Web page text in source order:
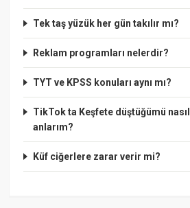
Tek taş yüzük her gün takılır mı?
Reklam programları nelerdir?
TYT ve KPSS konuları aynı mı?
TikTok ta Keşfete düştüğümü nasıl
anlarım?
Küf ciğerlere zarar verir mi?